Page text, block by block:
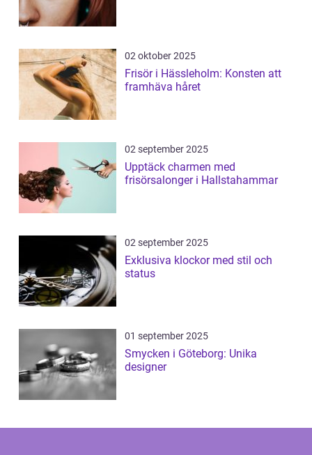
02 oktober 2025
Frisör i Hässleholm: Konsten att
framhäva håret
02 september 2025
Upptäck charmen med
frisörsalonger i Hallstahammar
02 september 2025
Exklusiva klockor med stil och
status
01 september 2025
Smycken i Göteborg: Unika
designer